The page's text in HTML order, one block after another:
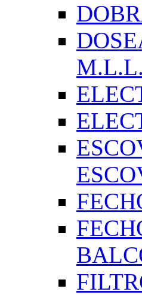
M.L.L.